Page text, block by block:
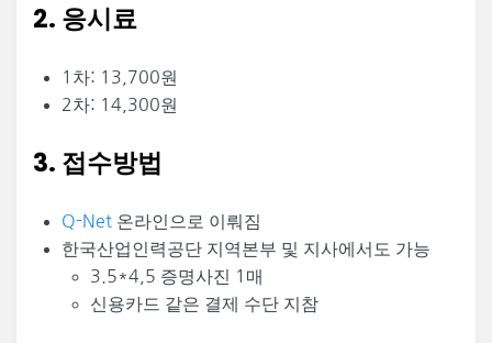
2. 응시료
1차: 13,700원
2차: 14,300원
3. 접수방법
Q-Net 온라인으로 이뤄짐
한국산업인력공단 지역본부 및 지사에서도 가능
3.5*4,5 증명사진 1매
신용카드 같은 결제 수단 지참